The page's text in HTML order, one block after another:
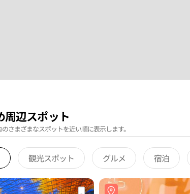
周辺スポット
さまざまなスポットを近い順に表示します。
観光スポット グルメ 宿泊